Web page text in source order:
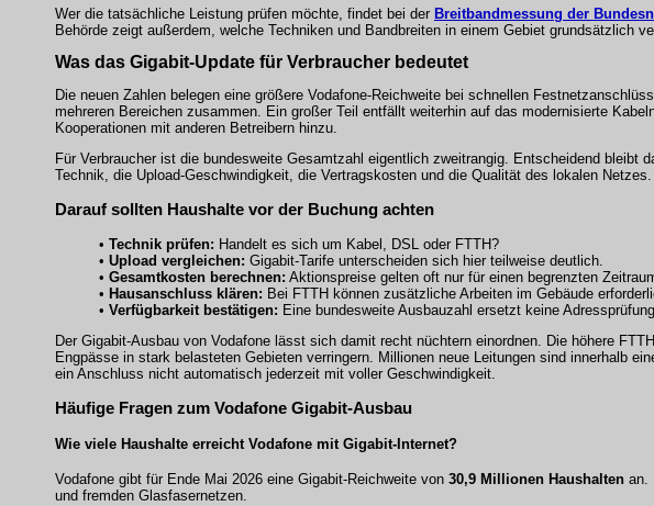
Wer die tatsächliche Leistung prüfen möchte, findet bei der Breitbandmessung der
Behörde zeigt außerdem, welche Techniken und Bandbreiten in einem Gebiet grundsätzlich
Was das Gigabit-Update für Verbraucher bedeutet
Die neuen Zahlen belegen eine größere Vodafone-Reichweite bei schnellen
mehreren Bereichen zusammen. Ein großer Teil entfällt weiterhin auf das modernisierte
Kooperationen mit anderen Betreibern hinzu.
Für Verbraucher ist die bundesweite Gesamtzahl eigentlich zweitrangig. Entscheidend bleibt
Technik, die Upload-Geschwindigkeit, die Vertragskosten und die Qualität des lokalen Netzes.
Darauf sollten Haushalte vor der Buchung achten
• Technik prüfen: Handelt es sich um Kabel, DSL oder FTTH?
• Upload vergleichen: Gigabit-Tarife unterscheiden sich hier teilweise deutlich.
• Gesamtkosten berechnen: Aktionspreise gelten oft nur für einen begrenzten
• Hausanschluss klären: Bei FTTH können zusätzliche Arbeiten im Gebäude
• Verfügbarkeit bestätigen: Eine bundesweite Ausbauzahl ersetzt keine Adressprüfung.
Der Gigabit-Ausbau von Vodafone lässt sich damit recht nüchtern einordnen. Die höhere
Engpässe in stark belasteten Gebieten verringern. Millionen neue Leitungen sind innerhalb
ein Anschluss nicht automatisch jederzeit mit voller Geschwindigkeit.
Häufige Fragen zum Vodafone Gigabit-Ausbau
Wie viele Haushalte erreicht Vodafone mit Gigabit-Internet?
Vodafone gibt für Ende Mai 2026 eine Gigabit-Reichweite von 30,9 Millionen Haushalten an.
und fremden Glasfasernetzen.